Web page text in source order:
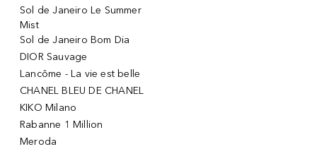
Sol de Janeiro Le Summer
Mist
Sol de Janeiro Bom Dia
DIOR Sauvage
Lancôme - La vie est belle
CHANEL BLEU DE CHANEL
KIKO Milano
Rabanne 1 Million
Meroda